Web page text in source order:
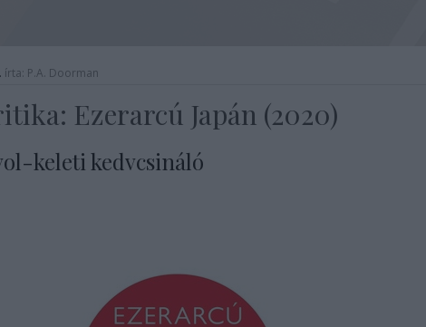
írta: P.A. Doorman
Ezerarcú Japán (2020)
keleti kedvcsináló